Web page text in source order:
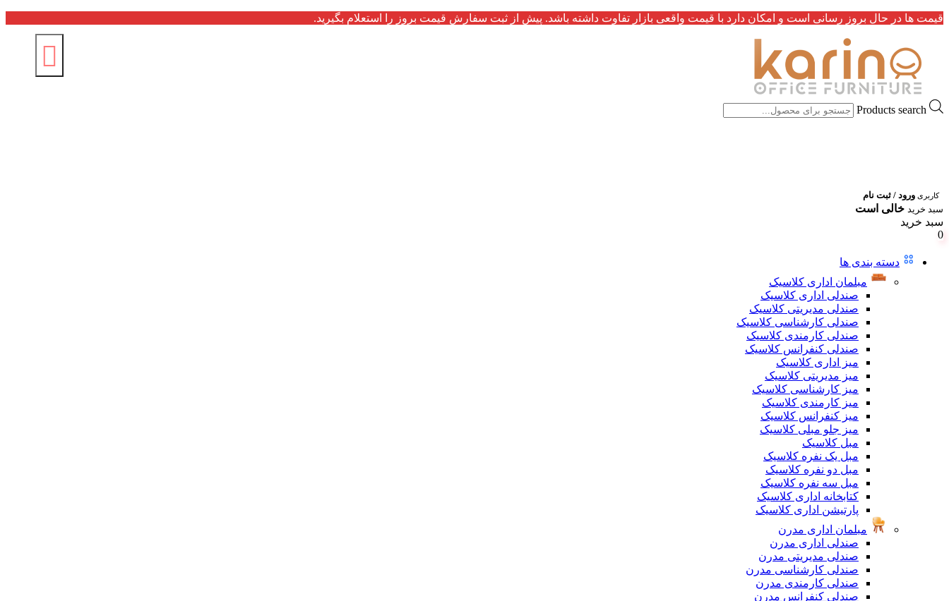
قیمت ها در حال بروز رسانی است و امکان دارد با قیمت واقعی بازار تفاوت داشته باشد. پیش از ثبت سفارش قیمت بروز را استعلام بگیرید.
Products search
کاربری ورود / ثبت نام
سبد خرید خالی است
سبد خرید
0
دسته بندی ها
مبلمان اداری کلاسیک
صندلی اداری کلاسیک
صندلی مدیریتی کلاسیک
صندلی کارشناسی کلاسیک
صندلی کارمندی کلاسیک
صندلی کنفرانس کلاسیک
میز اداری کلاسیک
میز مدیریتی کلاسیک
میز کارشناسی کلاسیک
میز کارمندی کلاسیک
میز کنفرانس کلاسیک
میز جلو مبلی کلاسیک
مبل کلاسیک
مبل یک نفره کلاسیک
مبل دو نفره کلاسیک
مبل سه نفره کلاسیک
کتابخانه اداری کلاسیک
پارتیشن اداری کلاسیک
مبلمان اداری مدرن
صندلی اداری مدرن
صندلی مدیریتی مدرن
صندلی کارشناسی مدرن
صندلی کارمندی مدرن
صندلی کنفرانس مدرن